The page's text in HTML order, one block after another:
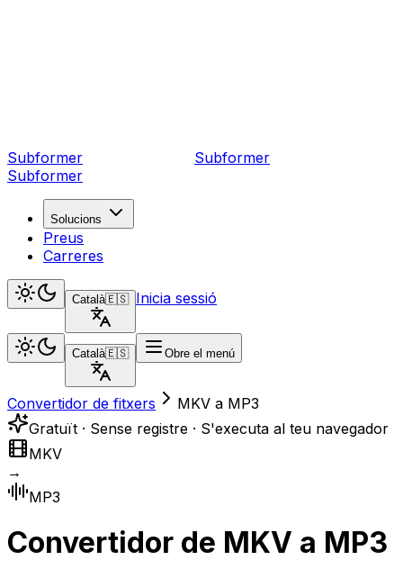
Subformer Subformer
Subformer
Solucions
Preus
Carreres
Català🇪🇸 Inicia sessió
Català🇪🇸 Obre el menú
Convertidor de fitxers
MKV a MP3
Gratuït · Sense registre · S'executa al teu navegador
MKV
→
MP3
Convertidor de MKV a MP3